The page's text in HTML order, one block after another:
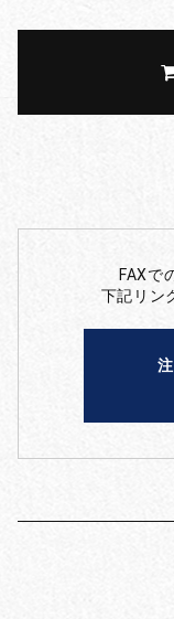
FAXで
下記リン